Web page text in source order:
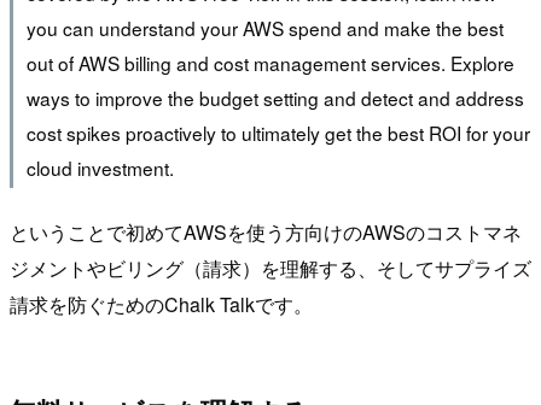
you can understand your AWS spend and make the best
out of AWS billing and cost management services. Explore
ways to improve the budget setting and detect and address
cost spikes proactively to ultimately get the best ROI for your
cloud investment.
ということで初めてAWSを使う方向けのAWSのコストマネ
ジメントやビリング（請求）を理解する、そしてサプライズ
請求を防ぐためのChalk Talkです。